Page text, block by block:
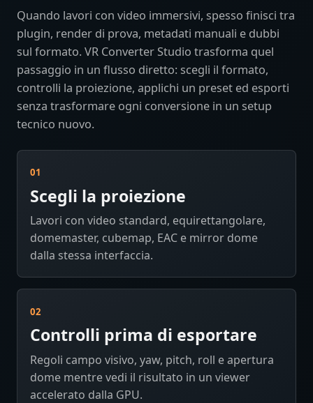
Quando lavori con video immersivi, spesso finisci tra
plugin, render di prova, metadati manuali e dubbi
sul formato. VR Converter Studio trasforma quel
passaggio in un flusso diretto: scegli il formato,
controlli la proiezione, applichi un preset ed esporti
senza trasformare ogni conversione in un setup
tecnico nuovo.
01
Scegli la proiezione
Lavori con video standard, equirettangolare,
domemaster, cubemap, EAC e mirror dome
dalla stessa interfaccia.
02
Controlli prima di esportare
Regoli campo visivo, yaw, pitch, roll e apertura
dome mentre vedi il risultato in un viewer
accelerato dalla GPU.